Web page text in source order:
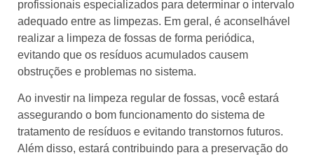
profissionais especializados para determinar o intervalo
adequado entre as limpezas. Em geral, é aconselhável
realizar a limpeza de fossas de forma periódica,
evitando que os resíduos acumulados causem
obstruções e problemas no sistema.
Ao investir na limpeza regular de fossas, você estará
assegurando o bom funcionamento do sistema de
tratamento de resíduos e evitando transtornos futuros.
Além disso, estará contribuindo para a preservação do